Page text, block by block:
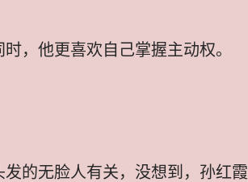
，他更喜欢自己掌握主动权。
的无脸人有关，没想到，孙红霞